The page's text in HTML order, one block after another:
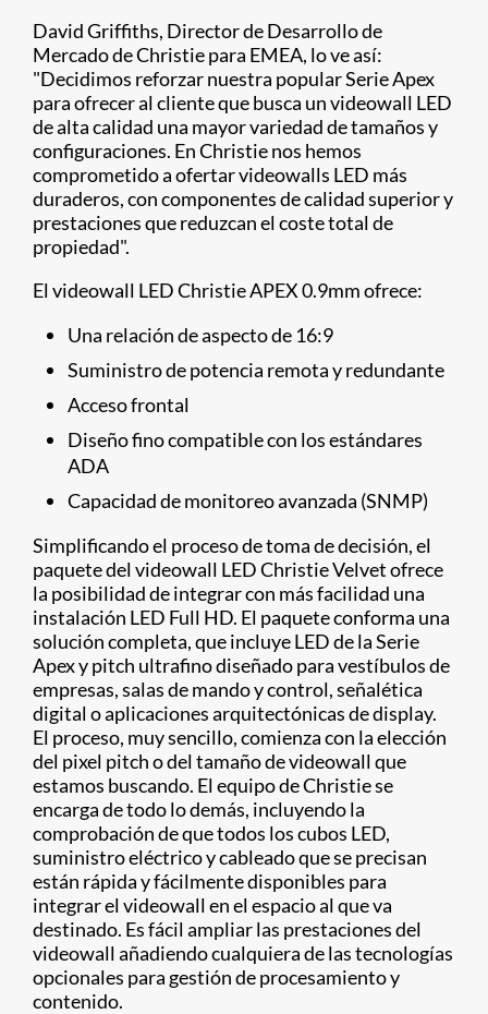
David Griffiths, Director de Desarrollo de
Mercado de Christie para EMEA, lo ve así:
"Decidimos reforzar nuestra popular Serie Apex
para ofrecer al cliente que busca un videowall LED
de alta calidad una mayor variedad de tamaños y
configuraciones. En Christie nos hemos
comprometido a ofertar videowalls LED más
duraderos, con componentes de calidad superior y
prestaciones que reduzcan el coste total de
propiedad".
El videowall LED Christie APEX 0.9mm ofrece:
Una relación de aspecto de 16:9
Suministro de potencia remota y redundante
Acceso frontal
Diseño fino compatible con los estándares
ADA
Capacidad de monitoreo avanzada (SNMP)
Simplificando el proceso de toma de decisión, el
paquete del videowall LED Christie Velvet ofrece
la posibilidad de integrar con más facilidad una
instalación LED Full HD. El paquete conforma una
solución completa, que incluye LED de la Serie
Apex y pitch ultrafino diseñado para vestíbulos de
empresas, salas de mando y control, señalética
digital o aplicaciones arquitectónicas de display.
El proceso, muy sencillo, comienza con la elección
del pixel pitch o del tamaño de videowall que
estamos buscando. El equipo de Christie se
encarga de todo lo demás, incluyendo la
comprobación de que todos los cubos LED,
suministro eléctrico y cableado que se precisan
están rápida y fácilmente disponibles para
integrar el videowall en el espacio al que va
destinado. Es fácil ampliar las prestaciones del
videowall añadiendo cualquiera de las tecnologías
opcionales para gestión de procesamiento y
contenido.